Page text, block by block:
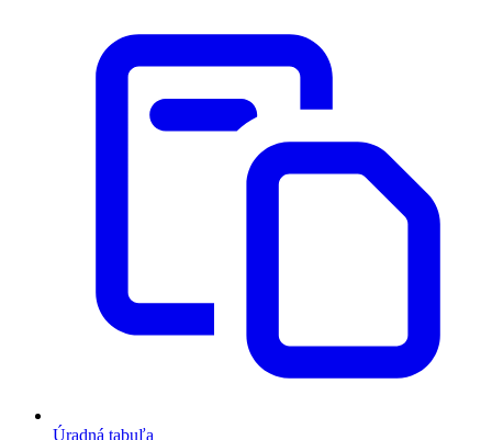
Úradná tabuľa